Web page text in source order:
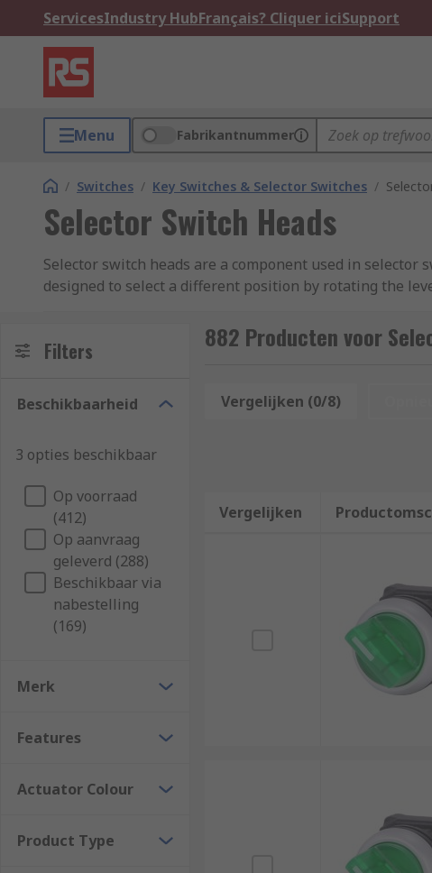
ServicesIndustry HubFrançais? Cliquer iciSupport
Menu Fabrikantnummer
/ Switches / Key Switches & Selector Switches /
Selector Switch Heads
Selector switch heads are a component used in selector
designed to select a different position by rotating the
Filters
Beschikbaarheid
3 opties beschikbaar
Op voorraad
(412)
Op aanvraag
geleverd (288)
Beschikbaar via
nabestelling
(169)
Merk
Features
Actuator Colour
Product Type
882 Producten voor
Vergelijken (0/8)
Vergelijken